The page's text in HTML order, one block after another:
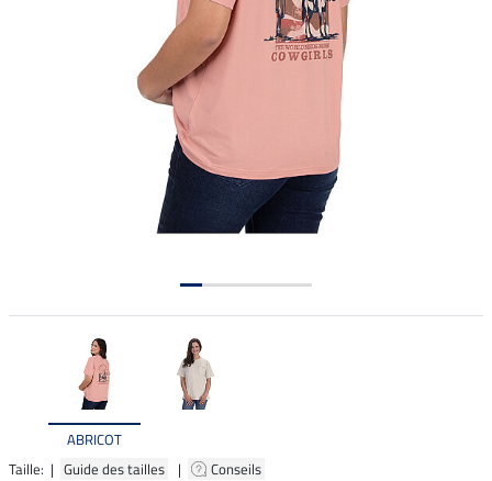
ABRICOT
Taille: | Guide des tailles | Conseils